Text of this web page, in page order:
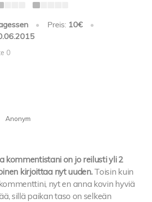
• Preis: 10€
•
0
Anonym
kommentistani on jo reilusti yli 2
kirjoittaa nyt uuden. Toisin kuin
nyt en anna kovin hyviä
sillä paikan taso on selkeän